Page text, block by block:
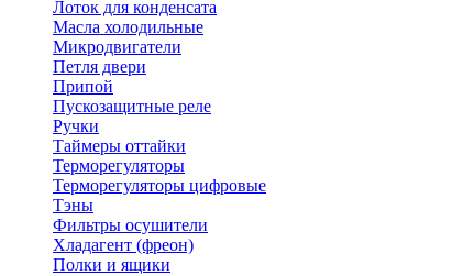
Лоток для конденсата
Масла холодильные
Микродвигатели
Петля двери
Припой
Пускозащитные реле
Ручки
Таймеры оттайки
Терморегуляторы
Терморегуляторы цифровые
Тэны
Фильтры осушители
Хладагент (фреон)
Полки и ящики